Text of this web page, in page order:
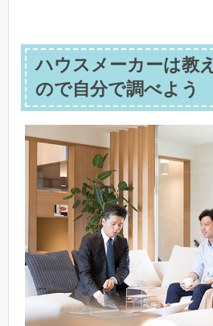
ハウスメーカーは教
ので自分で調べよう